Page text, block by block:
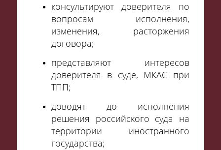
консультируют доверителя по
вопросам исполнения,
изменения, расторжения
договора;
представляют интересов
доверителя в суде, МКАС при
ТПП;
доводят до исполнения
решения российского суда на
территории иностранного
государства;